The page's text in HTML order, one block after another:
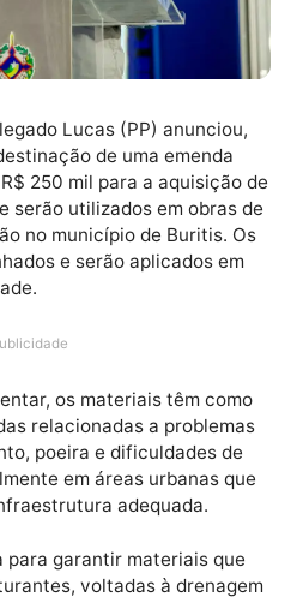
Lucas (PP) anunciou,
destinação de uma emenda
R$ 250 mil para a aquisição
no município de Buritis.
Publicidade
relacionadas a
poeira e dificuldades de